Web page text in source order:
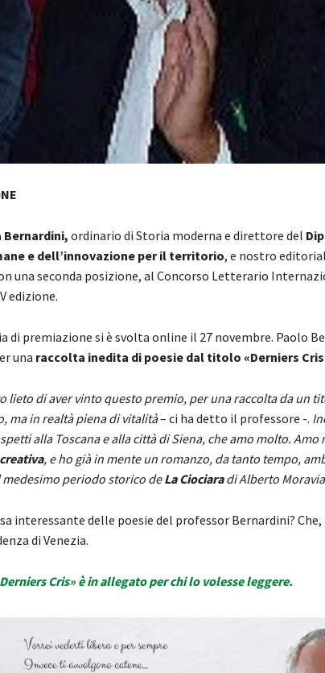
Bernardini, ordinario di Storia moderna e direttore del
e dell’innovazione per il territorio, e nostro
una seconda posizione, al Concorso Letterario
edizione.
di premiazione si è svolta online il 27 novembre. Paolo
una raccolta inedita di poesie dal titolo «Derniers
lieto di aver vinto questo premio, per una raccolta da un
ma in realtà piena di vitalità– ci ha detto il professore -.
alla Toscana e alla città di Siena, che amo molto. Amo
, e ho già in mente un romanzo, da tanto tempo,
medesimo periodo storico deLa Ciociaradi Alberto
interessante delle poesie del professor Bernardini?
di Venezia.
Cris» è in allegato per chi lo volesse leggere.